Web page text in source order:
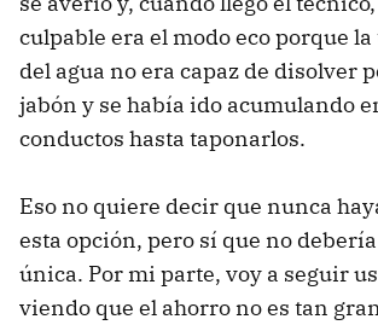
culpable era el modo eco porque
del agua no era capaz de disolver
jabón y se había ido acumulando
conductos hasta taponarlos.
Eso no quiere decir que nunca
esta opción, pero sí que no
única. Por mi parte, voy a seguir
viendo que el ahorro no es tan